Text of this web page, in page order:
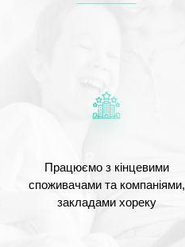
Працюємо з кінцевими
споживачами та компаніями,
закладами хореку